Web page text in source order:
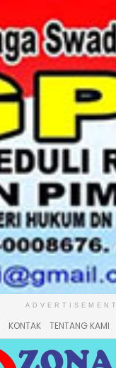
ADVERTISEMENT
KONTAK TENTANG KAMI